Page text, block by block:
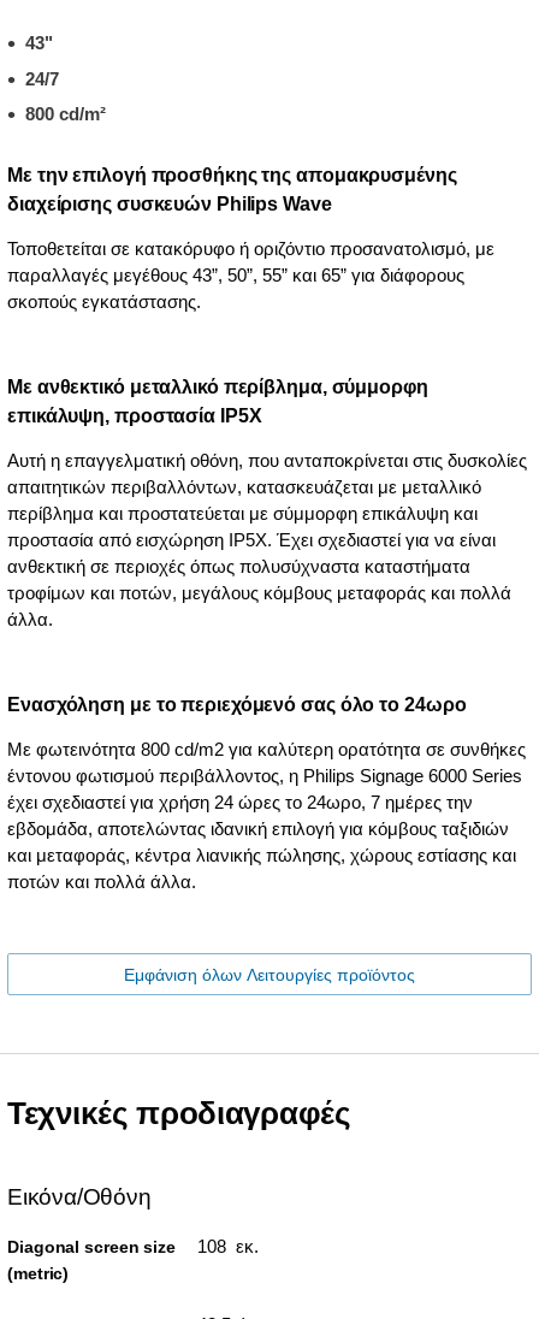
43"
24/7
800 cd/m²
Με την επιλογή προσθήκης της απομακρυσμένης
διαχείρισης συσκευών Philips Wave
Τοποθετείται σε κατακόρυφο ή οριζόντιο προσανατολισμό, με
παραλλαγές μεγέθους 43”, 50”, 55” και 65” για διάφορους
σκοπούς εγκατάστασης.
Με ανθεκτικό μεταλλικό περίβλημα, σύμμορφη
επικάλυψη, προστασία IP5X
Αυτή η επαγγελματική οθόνη, που ανταποκρίνεται στις δυσκολίες
απαιτητικών περιβαλλόντων, κατασκευάζεται με μεταλλικό
περίβλημα και προστατεύεται με σύμμορφη επικάλυψη και
προστασία από εισχώρηση IP5X. Έχει σχεδιαστεί για να είναι
ανθεκτική σε περιοχές όπως πολυσύχναστα καταστήματα
τροφίμων και ποτών, μεγάλους κόμβους μεταφοράς και πολλά
άλλα.
Ενασχόληση με το περιεχόμενό σας όλο το 24ωρο
Με φωτεινότητα 800 cd/m2 για καλύτερη ορατότητα σε συνθήκες
έντονου φωτισμού περιβάλλοντος, η Philips Signage 6000 Series
έχει σχεδιαστεί για χρήση 24 ώρες το 24ωρο, 7 ημέρες την
εβδομάδα, αποτελώντας ιδανική επιλογή για κόμβους ταξιδιών
και μεταφοράς, κέντρα λιανικής πώλησης, χώρους εστίασης και
ποτών και πολλά άλλα.
Εμφάνιση όλων Λειτουργίες προϊόντος
Τεχνικές προδιαγραφές
Εικόνα/Οθόνη
Diagonal screen size
(metric)
108 εκ.